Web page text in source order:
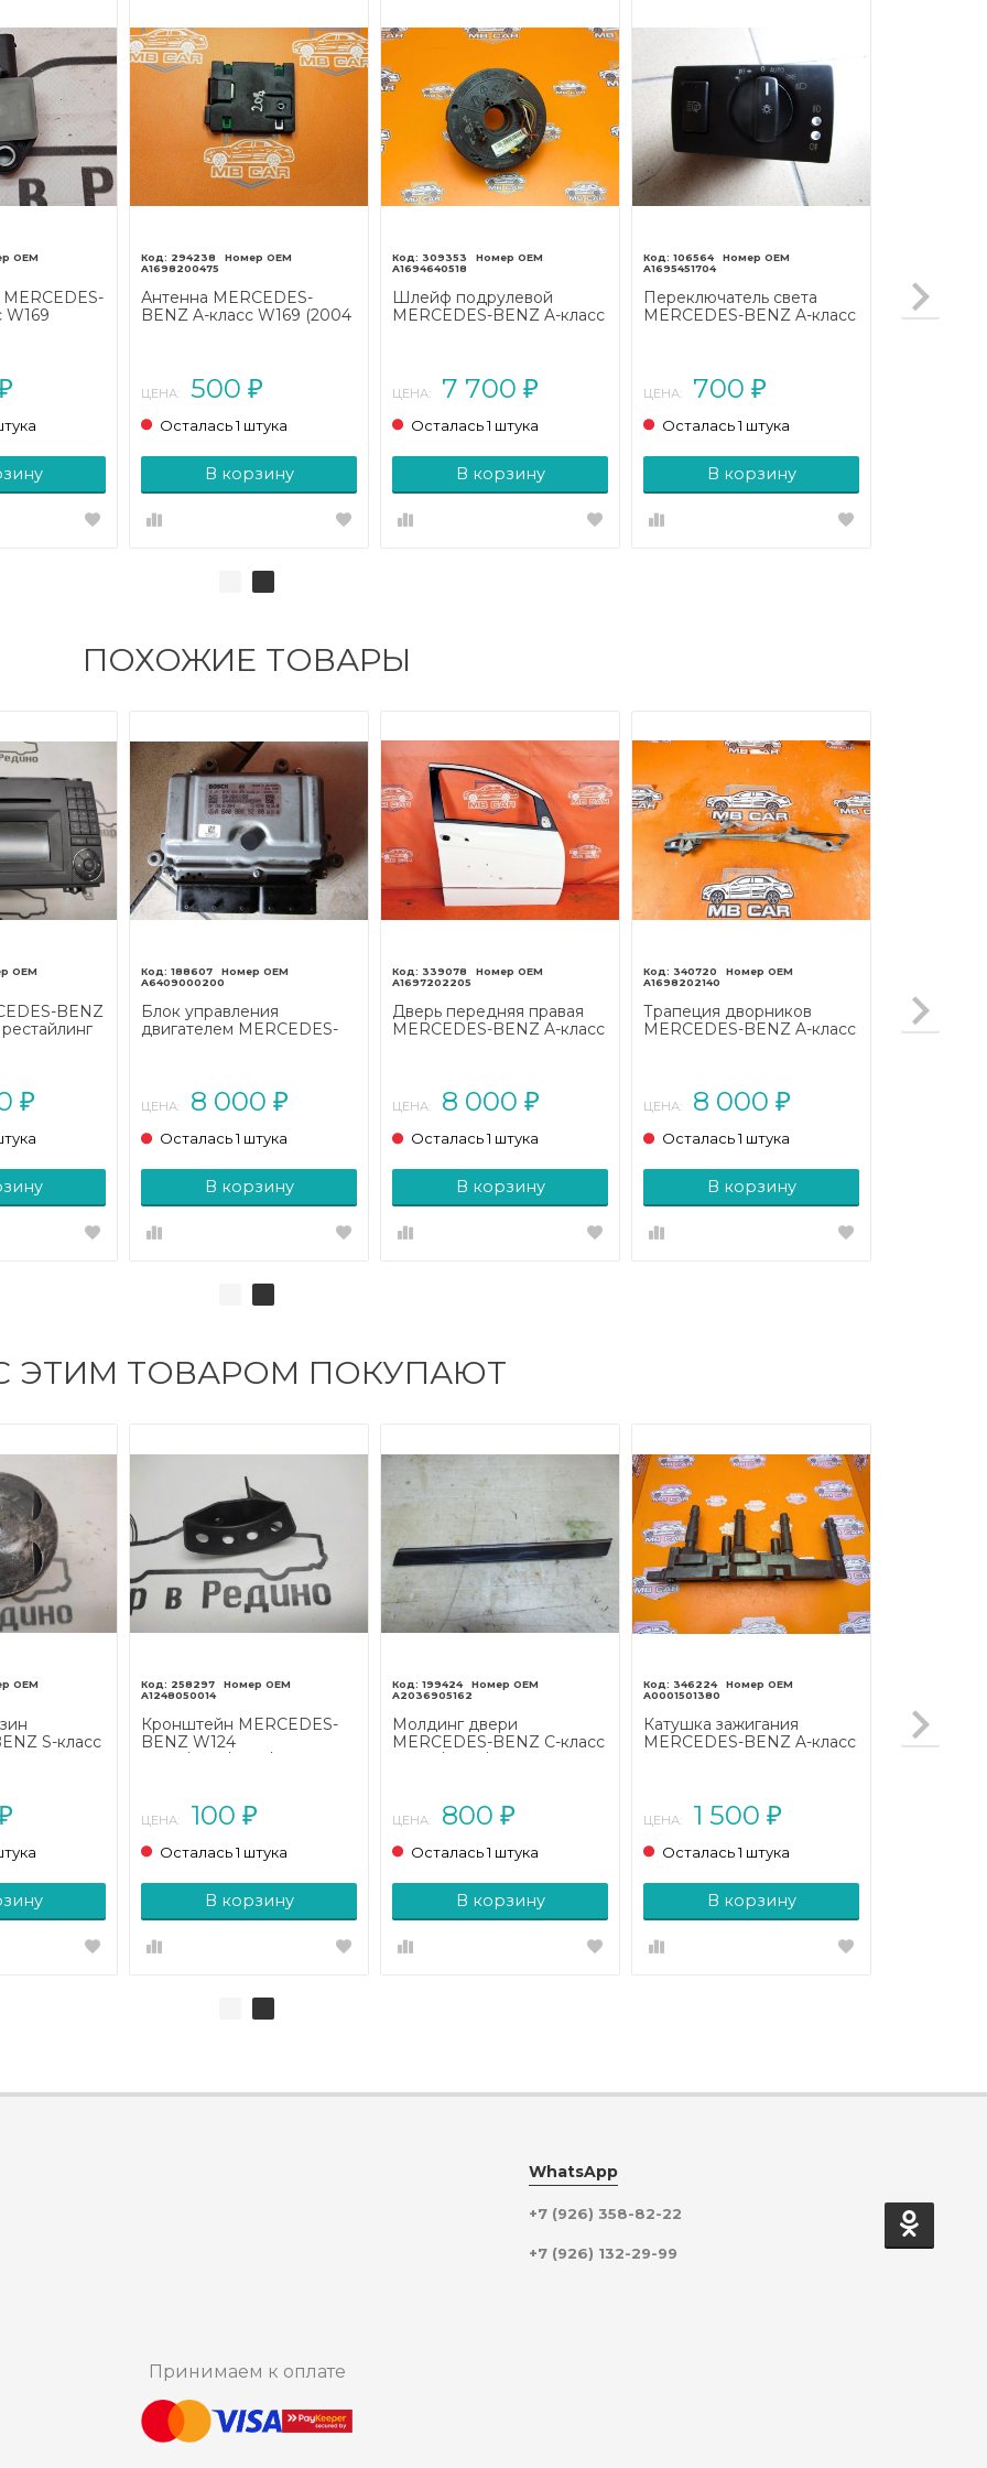
W169
294238
A1698200475
Антенна MERCEDES-
BENZ A-класс W169 (2004
ЦЕНА: 500 ₽
Осталась 1 штука
В корзину
309353
A1694640518
Шлейф подрулевой
MERCEDES-BENZ A-класс
ЦЕНА: 7 700 ₽
Осталась 1 штука
В корзину
106564
A1695451704
Переключатель света
MERCEDES-BENZ A-класс
ЦЕНА: 700 ₽
Осталась 1 штука
В корзину
ПОХОЖИЕ ТОВАРЫ
BENZ
₽
188607
A6409000200
Блок управления
двигателем MERCEDES-
ЦЕНА: 8 000 ₽
Осталась 1 штука
В корзину
339078
A1697202205
Дверь передняя правая
MERCEDES-BENZ A-класс
ЦЕНА: 8 000 ₽
Осталась 1 штука
В корзину
340720
A1698202140
Трапеция дворников
MERCEDES-BENZ A-класс
ЦЕНА: 8 000 ₽
Осталась 1 штука
В корзину
ЭТИМ ТОВАРОМ ПОКУПАЮТ
S-класс
258297
A1248050014
Кронштейн MERCEDES-
BENZ W124
ЦЕНА: 100 ₽
Осталась 1 штука
В корзину
199424
A2036905162
Молдинг двери
MERCEDES-BENZ C-класс
ЦЕНА: 800 ₽
Осталась 1 штука
В корзину
346224
A0001501380
Катушка зажигания
MERCEDES-BENZ A-класс
ЦЕНА: 1 500 ₽
Осталась 1 штука
В корзину
WhatsApp
+7 (926) 358-82-22
+7 (926) 132-29-99
Принимаем к оплате